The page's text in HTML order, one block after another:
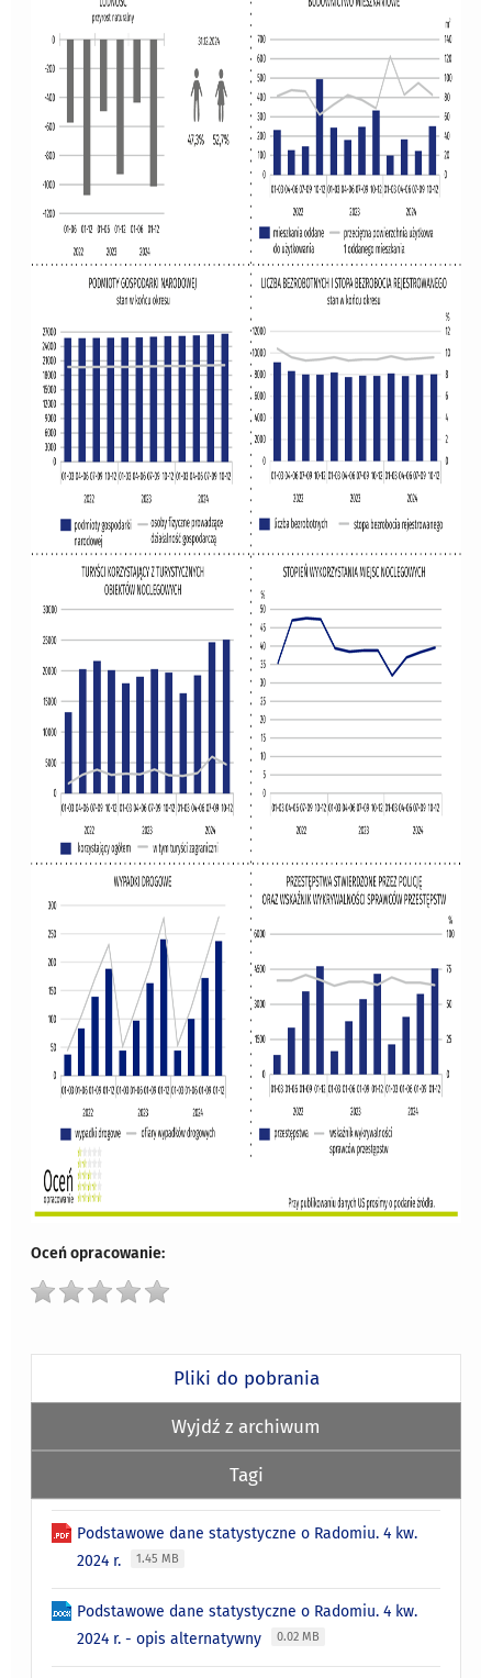
Oceń opracowanie:
Pliki do pobrania
Wyjdź z archiwum
Tagi
Podstawowe dane statystyczne o Radomiu. 4 kw.
2024 r.
1.45 MB
Podstawowe dane statystyczne o Radomiu. 4 kw.
2024 r. - opis alternatywny
0.02 MB